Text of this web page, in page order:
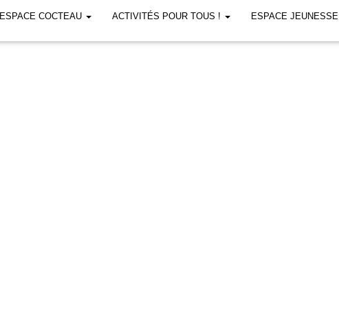
ESPACE COCTEAU ACTIVITÉS POUR TOUS ! ESPACE JEUNESSE